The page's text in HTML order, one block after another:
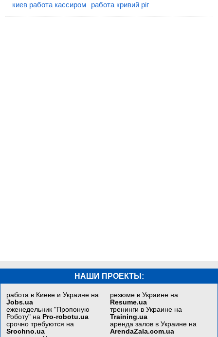
киев работа кассиром
работа кривий ріг
НАШИ ПРОЕКТЫ:
работа в Киеве и Украине на
Jobs.ua
еженедельник "Пропоную
Роботу" на Pro-robotu.ua
срочно требуются на
Srochno.ua
резюме в Украине на
Resume.ua
тренинги в Украине на
Training.ua
аренда залов в Украине на
ArendaZala.com.ua